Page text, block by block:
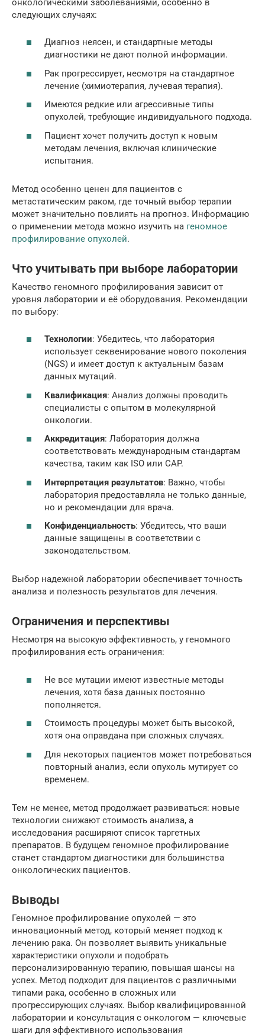
онкологическими заболеваниями, особенно в
следующих случаях:
Диагноз неясен, и стандартные методы
диагностики не дают полной информации.
Рак прогрессирует, несмотря на стандартное
лечение (химиотерапия, лучевая терапия).
Имеются редкие или агрессивные типы
опухолей, требующие индивидуального подхода.
Пациент хочет получить доступ к новым
методам лечения, включая клинические
испытания.
Метод особенно ценен для пациентов с
метастатическим раком, где точный выбор терапии
может значительно повлиять на прогноз. Информацию
о применении метода можно изучить на геномное
профилирование опухолей.
Что учитывать при выборе лаборатории
Качество геномного профилирования зависит от
уровня лаборатории и её оборудования. Рекомендации
по выбору:
Технологии: Убедитесь, что лаборатория
использует секвенирование нового поколения
(NGS) и имеет доступ к актуальным базам
данных мутаций.
Квалификация: Анализ должны проводить
специалисты с опытом в молекулярной
онкологии.
Аккредитация: Лаборатория должна
соответствовать международным стандартам
качества, таким как ISO или CAP.
Интерпретация результатов: Важно, чтобы
лаборатория предоставляла не только данные,
но и рекомендации для врача.
Конфиденциальность: Убедитесь, что ваши
данные защищены в соответствии с
законодательством.
Выбор надежной лаборатории обеспечивает точность
анализа и полезность результатов для лечения.
Ограничения и перспективы
Несмотря на высокую эффективность, у геномного
профилирования есть ограничения:
Не все мутации имеют известные методы
лечения, хотя база данных постоянно
пополняется.
Стоимость процедуры может быть высокой,
хотя она оправдана при сложных случаях.
Для некоторых пациентов может потребоваться
повторный анализ, если опухоль мутирует со
временем.
Тем не менее, метод продолжает развиваться: новые
технологии снижают стоимость анализа, а
исследования расширяют список таргетных
препаратов. В будущем геномное профилирование
станет стандартом диагностики для большинства
онкологических пациентов.
Выводы
Геномное профилирование опухолей — это
инновационный метод, который меняет подход к
лечению рака. Он позволяет выявить уникальные
характеристики опухоли и подобрать
персонализированную терапию, повышая шансы на
успех. Метод подходит для пациентов с различными
типами рака, особенно в сложных или
прогрессирующих случаях. Выбор квалифицированной
лаборатории и консультация с онкологом — ключевые
шаги для эффективного использования